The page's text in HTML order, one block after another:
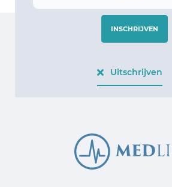
INSCHRIJVEN
Uitschrijven